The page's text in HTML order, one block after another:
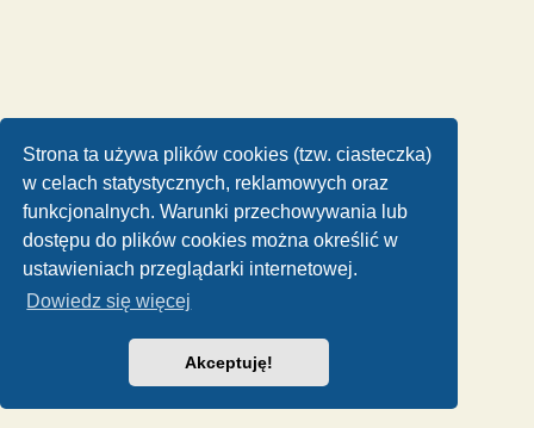
Strona ta używa plików cookies (tzw. ciasteczka)
w celach statystycznych, reklamowych oraz
funkcjonalnych. Warunki przechowywania lub
dostępu do plików cookies można określić w
ustawieniach przeglądarki internetowej.
Dowiedz się więcej
Akceptuję!